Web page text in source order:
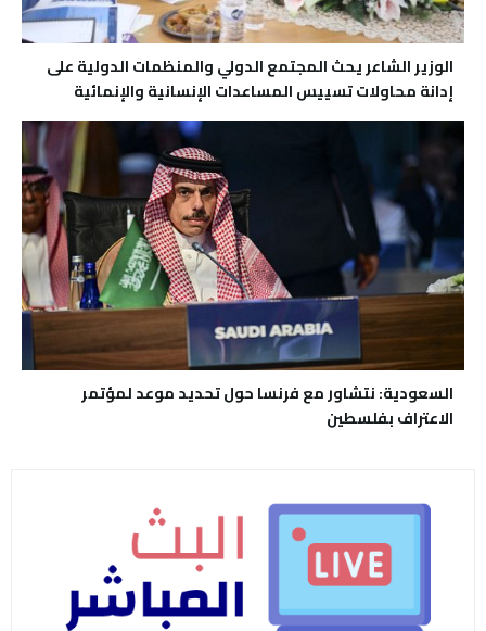
الوزير الشاعر يحث المجتمع الدولي والمنظمات الدولية على
إدانة محاولات تسييس المساعدات الإنسانية والإنمائية
السعودية: نتشاور مع فرنسا حول تحديد موعد لمؤتمر
الاعتراف بفلسطين